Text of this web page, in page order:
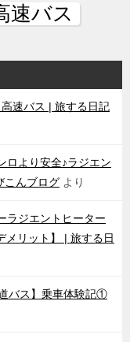
速バス
速バス | 旅する日記
ロより安全♪ラジエン
こんブログ より
ラジエントヒーター
メリット】 | 旅する日
バス】乗車体験記①